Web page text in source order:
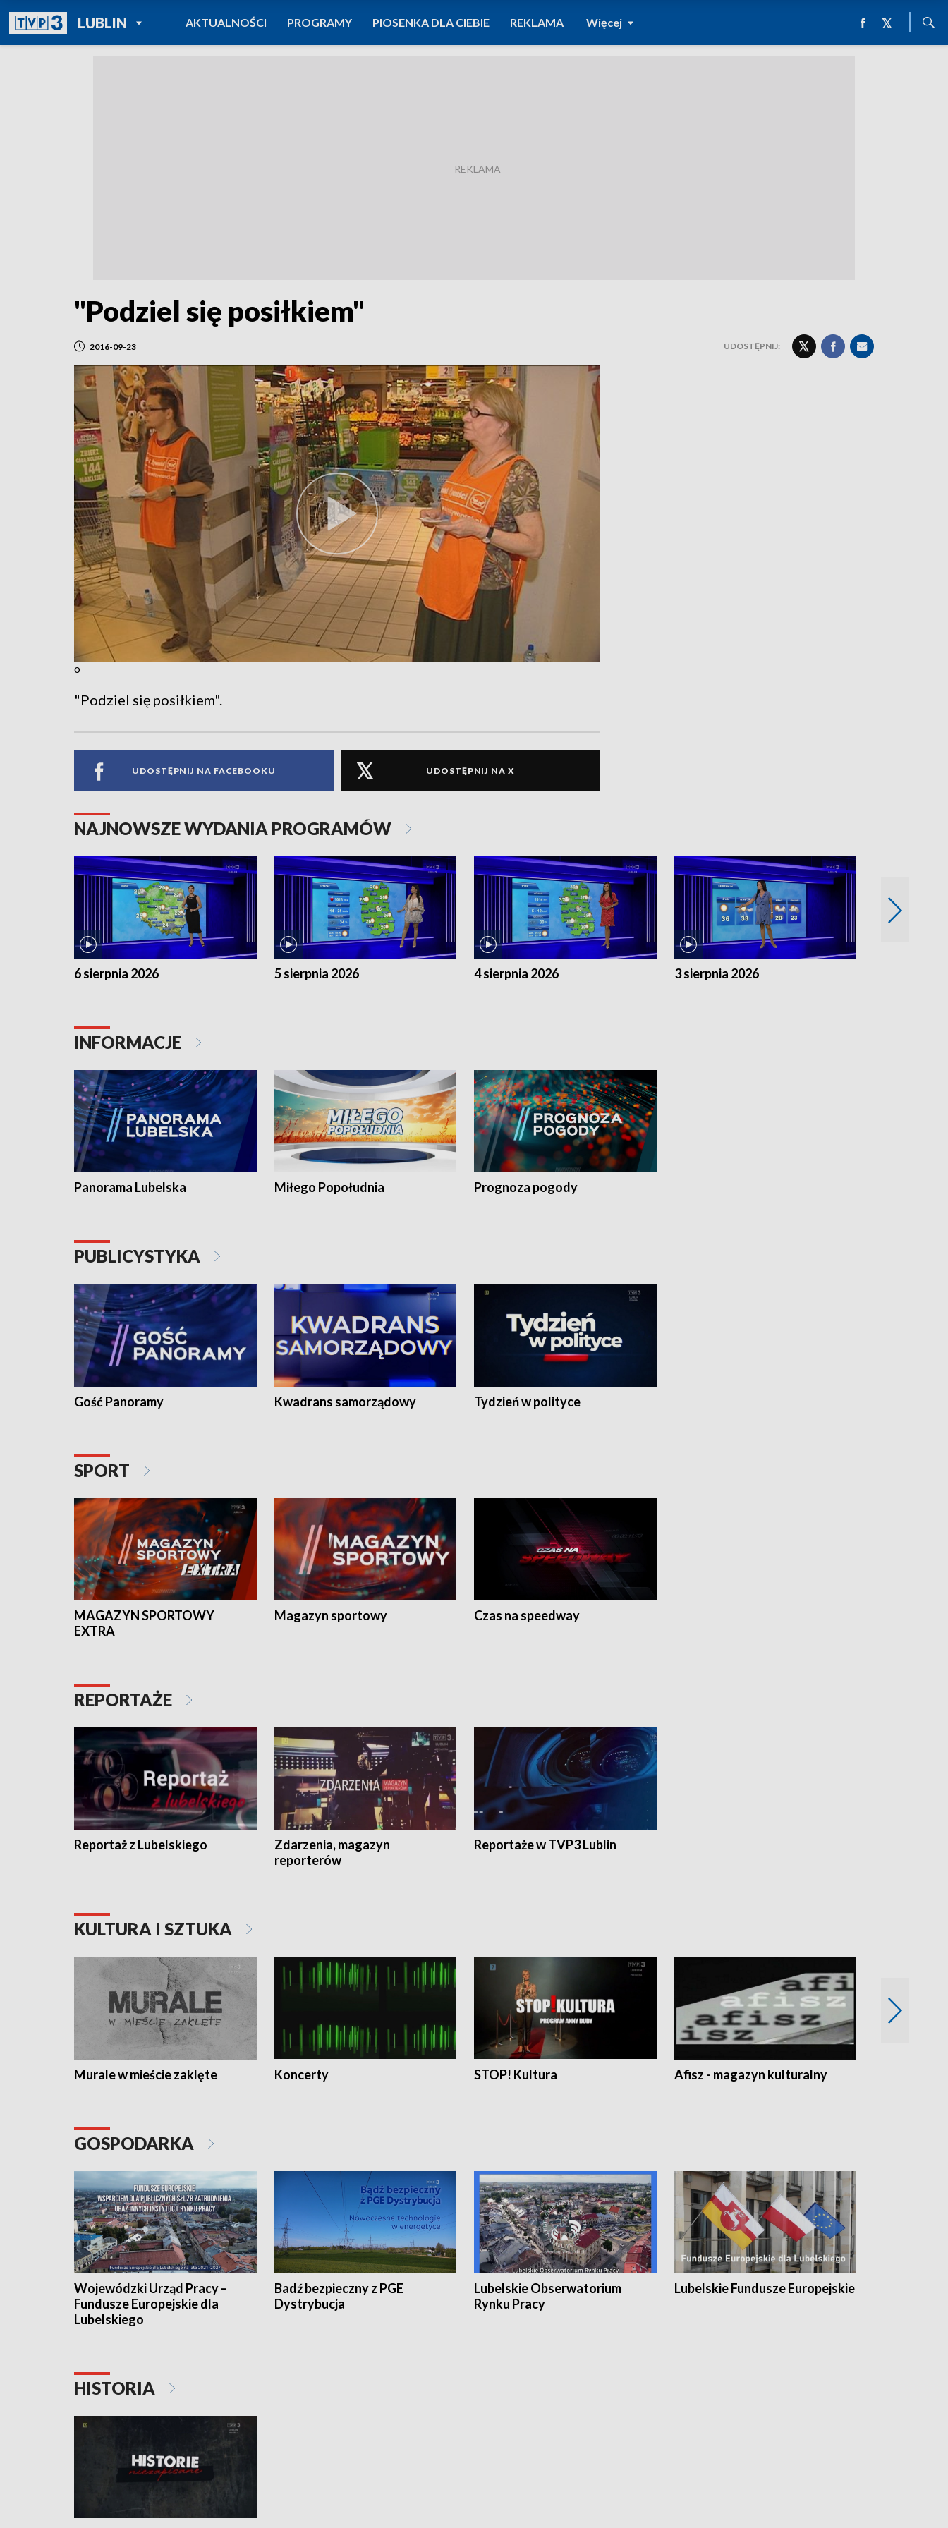
LUBLINPOWRÓT DO
TVP REGIONY
AKTUALNOŚCI PROGRAMY PIOSENKA DLA CIEBIE REKLAMA Więcej
"Podziel się posiłkiem"
2016-09-23 UDOSTĘPNIJ:
o
"Podziel się posiłkiem".
UDOSTĘPNIJ NA FACEBOOKU UDOSTĘPNIJ NA X
NAJNOWSZE WYDANIA PROGRAMÓW
6 sierpnia 2026 5 sierpnia 2026 4 sierpnia 2026 3 sierpnia 2026
INFORMACJE
Panorama Lubelska Miłego Popołudnia Prognoza pogody
PUBLICYSTYKA
Gość Panoramy Kwadrans samorządowy Tydzień w polityce
SPORT
MAGAZYN SPORTOWY
EXTRA
Magazyn sportowy Czas na speedway
REPORTAŻE
Reportaż z Lubelskiego
Zdarzenia, magazyn
reporterów
Reportaże w TVP3 Lublin
KULTURA I SZTUKA
Murale w mieście zaklęte Koncerty STOP! Kultura Afisz - magazyn kulturalny
GOSPODARKA
Wojewódzki Urząd Pracy –
Fundusze Europejskie dla
Lubelskiego
Badź bezpieczny z PGE
Dystrybucja
Lubelskie Obserwatorium
Rynku Pracy
Lubelskie Fundusze Europejskie
HISTORIA